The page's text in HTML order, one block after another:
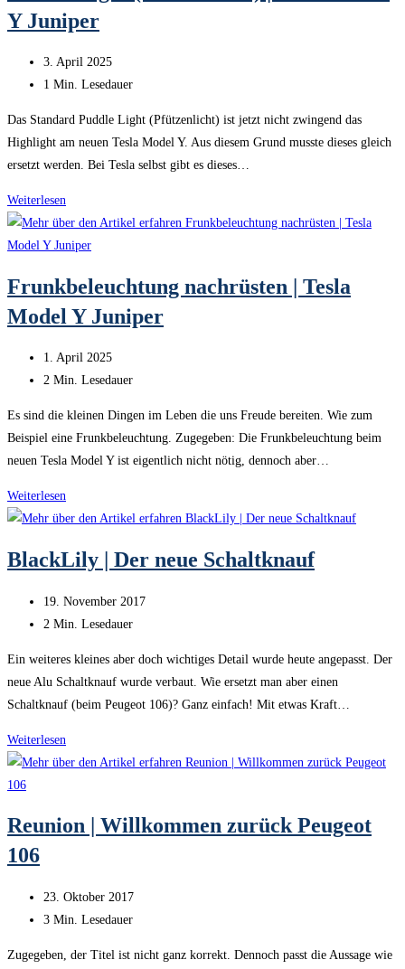
Schlumpf,
Y Juniper
Beitrag
veröffentlicht:
3. April 2025
Lesedauer:
1 Min. Lesedauer
Das Standard Puddle Light (Pfützenlicht) ist jetzt nicht zwingend das
Highlight am neuen Tesla Model Y. Aus diesem Grund musste dieses gleich
ersetzt werden. Bei Tesla selbst gibt es dieses…
Weiterlesen
Light
(Pfützenlicht)
Tesla
Model
Juniper
Frunkbeleuchtung nachrüsten | Tesla
Model Y Juniper
Beitrag
veröffentlicht:
1. April 2025
Lesedauer:
2 Min. Lesedauer
Es sind die kleinen Dingen im Leben die uns Freude bereiten. Wie zum
Beispiel eine Frunkbeleuchtung. Zugegeben: Die Frunkbeleuchtung beim
neuen Tesla Model Y ist eigentlich nicht nötig, dennoch aber…
Weiterlesen
nachrüsten
Tesla
Y
Juniper
BlackLily | Der neue Schaltknauf
Beitrag
veröffentlicht:
19. November 2017
Lesedauer:
2 Min. Lesedauer
Ein weiteres kleines aber doch wichtiges Detail wurde heute angepasst. Der
neue Alu Schaltknauf wurde verbaut. Wie ersetzt man aber einen
Schaltknauf (beim Peugeot 106)? Ganz einfach! Mit etwas Kraft…
Weiterlesen
|
Schaltknauf
Reunion | Willkommen zurück Peugeot
106
Beitrag
veröffentlicht:
23. Oktober 2017
Lesedauer:
3 Min. Lesedauer
Zugegeben, der Titel ist nicht ganz korrekt. Dennoch passt die Aussage wie